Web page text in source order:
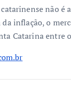
não é
inflação, o
Catarina entre